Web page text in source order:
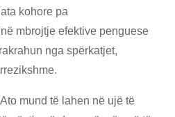
kohore pa
mbrojtje efektive penguese
nga spërkatjet,
mund të lahen në ujë të